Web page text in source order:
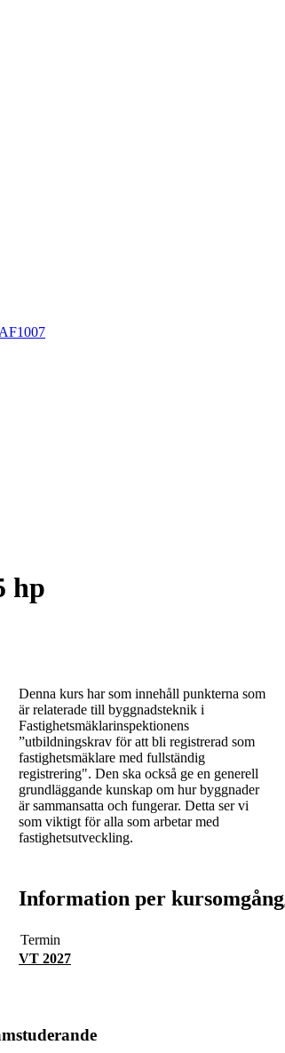
hp
Denna kurs har som innehåll punkterna som
är relaterade till byggnadsteknik i
Fastighetsmäklarinspektionens
”utbildningskrav för att bli registrerad som
fastighetsmäklare med fullständig
registrering". Den ska också ge en generell
grundläggande kunskap om hur byggnader
är sammansatta och fungerar. Detta ser vi
som viktigt för alla som arbetar med
fastighetsutveckling.
Information per kursomgång
Termin
VT 2027